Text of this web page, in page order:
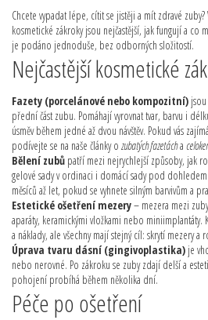
Chcete vypadat lépe, cítit se jistěji a mít zdravé
kosmetické zákroky jsou nejčastější, jak fungují a co
je podáno jednoduše, bez odborných složitostí.
Nejčastější kosmetické
Fazety (porcelánové nebo kompozitní)
přední část zubu. Pomáhají vyrovnat tvar, barvu i
úsměv během jedné až dvou návštěv. Pokud vás
podívejte se na naše články o zubatých fazetácha
Bělení zubů patří mezi nejrychlejší způsoby, jak
gelové sady v ordinaci i domácí sady pod
měsíců až let, pokud se vyhnete silným barvivům a
Estetické ošetření mezery– mezera mezi
aparáty, keramickými vložkami nebo
a náklady, ale všechny mají stejný cíl: skrytí mezery a
Úprava tvaru dásní (gingivoplastika) je
nebo nerovné. Po zákroku se zuby zdají delší a
pohojení probíhá během několika dní.
Péče po ošetření